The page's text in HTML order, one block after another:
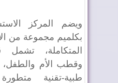
ويضم المركز
بكلميم مجموعة من
المتكاملة،
وقطب الأم
طبية-تقنية